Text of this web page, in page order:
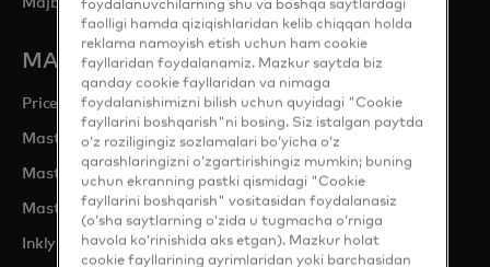
Majburiy korporativ qoidalar (BCR)
MASTERCARD SAYTLARI
Priceless.comopens in a new tab
Mastercard xizmatlariopens in a new tab
Mastercard dasturchilari opens in a new tab
Mastercard marketing markaziopens in a new tab
Inklyuziv o'sish markaziopens in a new tab
foydalanuvchilarning shu va boshqa saytlardagi
faolligi hamda qiziqishlaridan kelib chiqqan holda
reklama namoyish etish uchun ham cookie
fayllaridan foydalanamiz. Mazkur saytda biz
qanday cookie fayllaridan va nimaga
foydalanishimizni bilish uchun quyidagi "Cookie
fayllarini boshqarish"ni bosing. Siz istalgan paytda
o‘z roziligingiz sozlamalari bo‘yicha o‘z
qarashlaringizni o‘zgartirishingiz mumkin; buning
uchun ekranning pastki qismidagi "Cookie
fayllarini boshqarish" vositasidan foydalanasiz
(o‘sha saytlarning o‘zida u tugmacha o‘rniga
havola ko‘rinishida aks etgan). Mazkur holat
cookie fayllarining ayrimlaridan yoki barchasidan